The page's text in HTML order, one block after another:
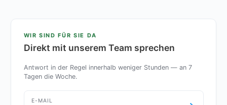
WIR SIND FÜR SIE DA
Direkt mit unserem Team sprechen
Antwort in der Regel innerhalb weniger Stunden — an 7
Tagen die Woche.
E-MAIL